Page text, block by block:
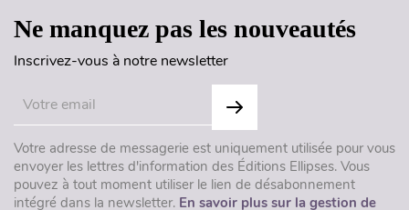
Ne manquez pas les nouveautés
Inscrivez-vous à notre newsletter
Votre adresse de messagerie est uniquement utilisée pour vous
envoyer les lettres d'information des Éditions Ellipses. Vous
pouvez à tout moment utiliser le lien de désabonnement
intégré dans la newsletter. En savoir plus sur la gestion de